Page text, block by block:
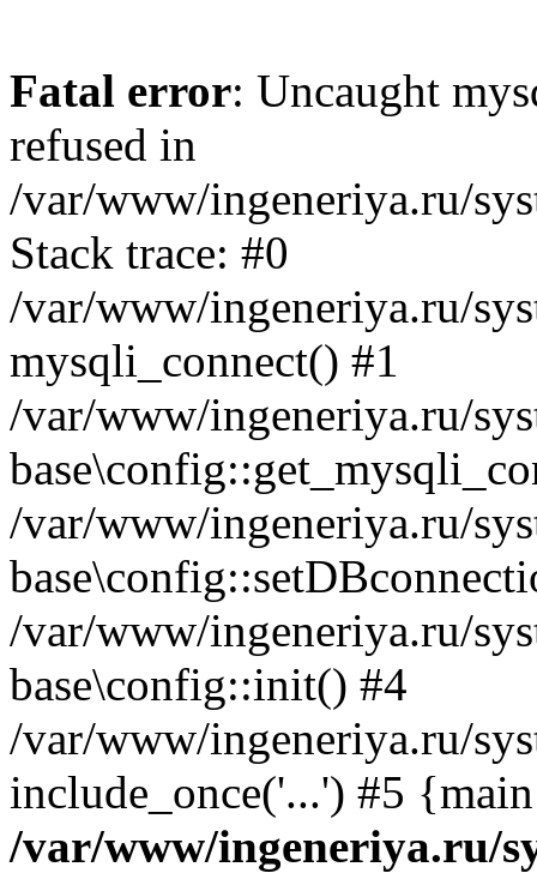
Fatal error: Uncaught
refused in
/var/www/ingeneriya.ru/
Stack trace: #0
/var/www/ingeneriya.ru/
mysqli_connect() #1
/var/www/ingeneriya.ru/
/var/www/ingeneriya.ru/
/var/www/ingeneriya.ru/
base\config::init() #4
/var/www/ingeneriya.ru/
include_once('...') #5
/var/www/ingeneriya.ru/